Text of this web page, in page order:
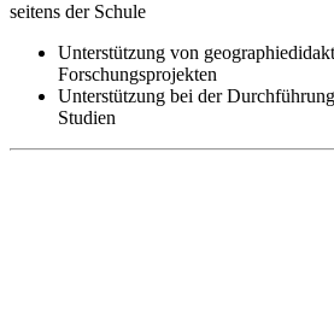
seitens der Schule
Unterstützung von
Forschungsprojekten
Unterstützung bei der
Studien